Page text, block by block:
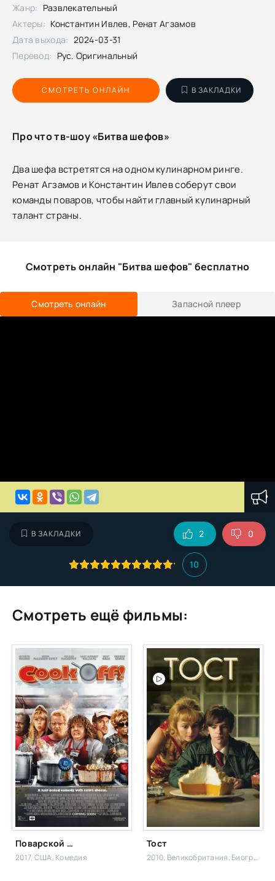
СМОТРЕТЬ ОНЛАЙН В ЗАКЛАДКИ
Жанр: Развлекательный
Актеры: Константин Ивлев, Ренат Агзамов
Дата выхода: 2024-03-31
Перевод: Рус. Оригинальный
Про что тв-шоу «Битва шефов»
Два шефа встретятся на одном кулинарном ринге.
Ренат Агзамов и Константин Ивлев соберут свои
команды поваров, чтобы найти главный кулинарный
талант страны.
Смотреть онлайн "Битва шефов" бесплатно
Смотреть онлайн Запасной плеер
В ЗАКЛАДКИ
10
2 0
Смотреть ещё фильмы:
Поварской турнир
2017, США, Комедия
Тост
2010, Великобритания, Биографический,